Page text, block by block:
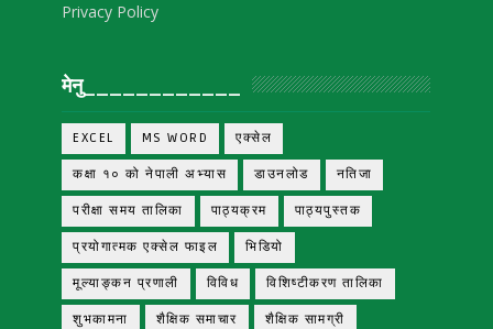
Privacy Policy
मेनु____________
EXCEL MS WORD एक्सेल
कक्षा १० को नेपाली अभ्यास डाउनलोड नतिजा
परीक्षा समय तालिका पाठ्यक्रम पाठ्यपुस्तक
प्रयोगात्मक एक्सेल फाइल भिडियो
मूल्याङ्कन प्रणाली विविध विशिष्टीकरण तालिका
शुभकामना शैक्षिक समाचार शैक्षिक सामग्री